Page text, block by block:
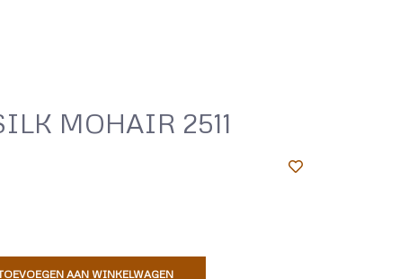
MOHAIR 2511
AAN WINKELWAGEN